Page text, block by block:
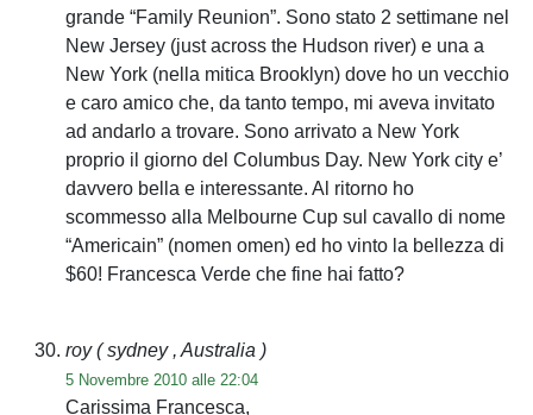
grande “Family Reunion”. Sono stato 2 settimane nel
New Jersey (just across the Hudson river) e una a
New York (nella mitica Brooklyn) dove ho un vecchio
e caro amico che, da tanto tempo, mi aveva invitato
ad andarlo a trovare. Sono arrivato a New York
proprio il giorno del Columbus Day. New York city e’
davvero bella e interessante. Al ritorno ho
scommesso alla Melbourne Cup sul cavallo di nome
“Americain” (nomen omen) ed ho vinto la bellezza di
$60! Francesca Verde che fine hai fatto?
roy( sydney , Australia )
5 Novembre 2010 alle 22:04
Carissima Francesca,